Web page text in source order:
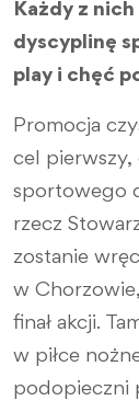
Każdy z
dyscyplinę
play i chęć
Promocja
cel
sportowego
rzecz
zostanie
w
finał akcji.
w piłce
podopieczni